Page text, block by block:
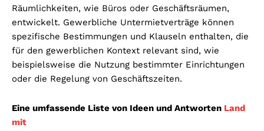
Räumlichkeiten, wie Büros oder Geschäftsräumen,
entwickelt. Gewerbliche Untermietverträge können
spezifische Bestimmungen und Klauseln enthalten, die
für den gewerblichen Kontext relevant sind, wie
beispielsweise die Nutzung bestimmter Einrichtungen
oder die Regelung von Geschäftszeiten.
Eine umfassende Liste von Ideen und Antworten Land
mit